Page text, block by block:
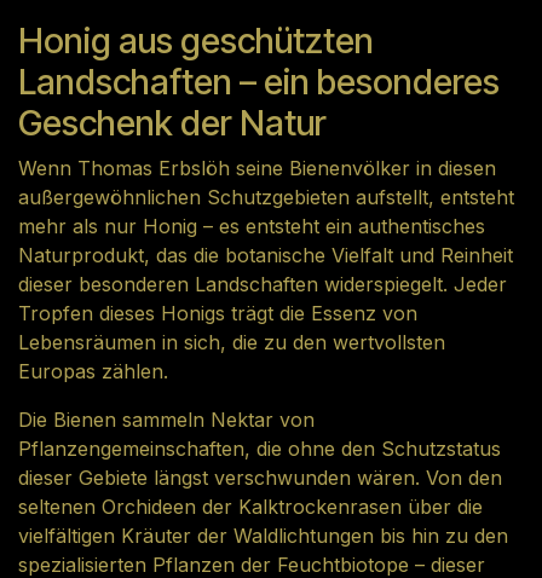
Honig aus geschützten
Landschaften – ein besonderes
Geschenk der Natur
Wenn Thomas Erbslöh seine Bienenvölker in diesen
außergewöhnlichen Schutzgebieten aufstellt, entsteht
mehr als nur Honig – es entsteht ein authentisches
Naturprodukt, das die botanische Vielfalt und Reinheit
dieser besonderen Landschaften widerspiegelt. Jeder
Tropfen dieses Honigs trägt die Essenz von
Lebensräumen in sich, die zu den wertvollsten
Europas zählen.
Die Bienen sammeln Nektar von
Pflanzengemeinschaften, die ohne den Schutzstatus
dieser Gebiete längst verschwunden wären. Von den
seltenen Orchideen der Kalktrockenrasen über die
vielfältigen Kräuter der Waldlichtungen bis hin zu den
spezialisierten Pflanzen der Feuchtbiotope – dieser